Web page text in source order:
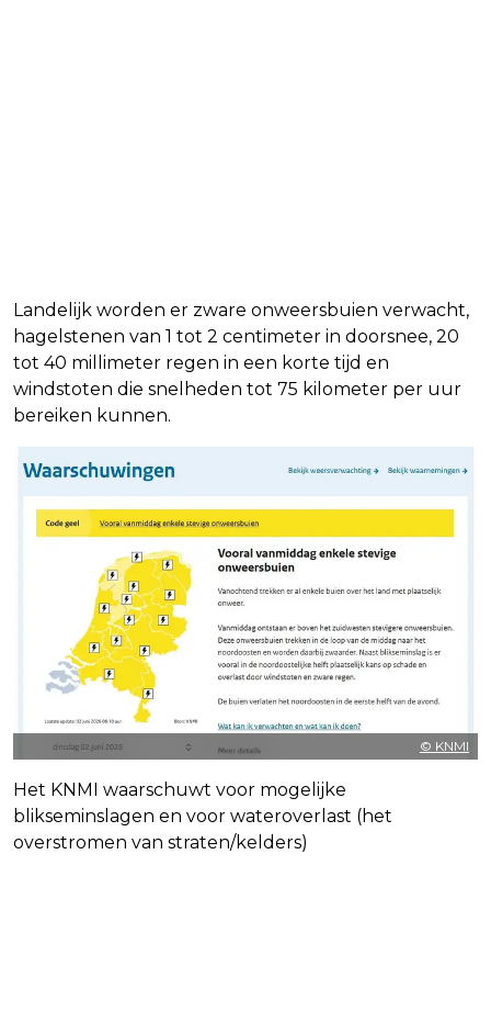
Landelijk worden er zware onweersbuien verwacht,
hagelstenen van 1 tot 2 centimeter in doorsnee, 20
tot 40 millimeter regen in een korte tijd en
windstoten die snelheden tot 75 kilometer per uur
bereiken kunnen.
© KNMI
Het KNMI waarschuwt voor mogelijke
blikseminslagen en voor wateroverlast (het
overstromen van straten/kelders)